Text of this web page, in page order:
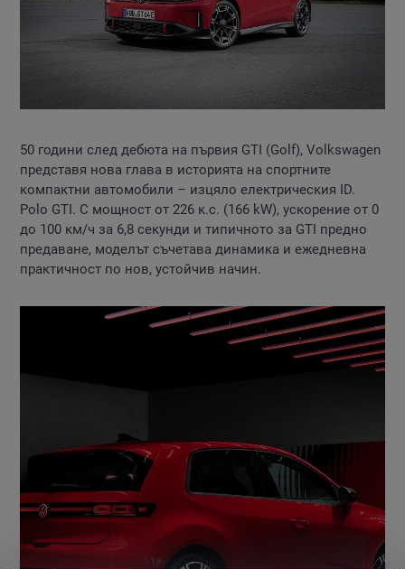
50 години след дебюта на първия GTI (Golf), Volkswagen
представя нова глава в историята на спортните
компактни автомобили – изцяло електрическия ID.
Polo GTI. С мощност от 226 к.с. (166 kW), ускорение от 0
до 100 км/ч за 6,8 секунди и типичното за GTI предно
предаване, моделът съчетава динамика и ежедневна
практичност по нов, устойчив начин.